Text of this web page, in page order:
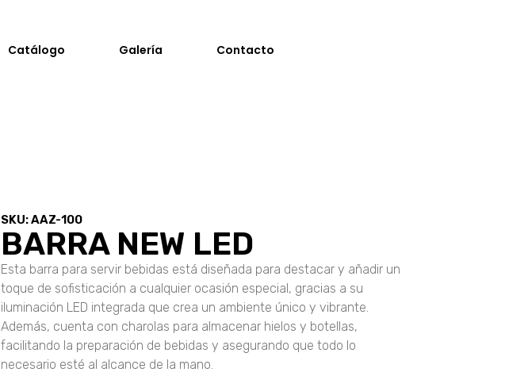
Catálogo Galería Contacto
SKU: AAZ-100
BARRA NEW LED
Esta barra para servir bebidas está diseñada para destacar y añadir un
toque de sofisticación a cualquier ocasión especial, gracias a su
iluminación LED integrada que crea un ambiente único y vibrante.
Además, cuenta con charolas para almacenar hielos y botellas,
facilitando la preparación de bebidas y asegurando que todo lo
necesario esté al alcance de la mano.